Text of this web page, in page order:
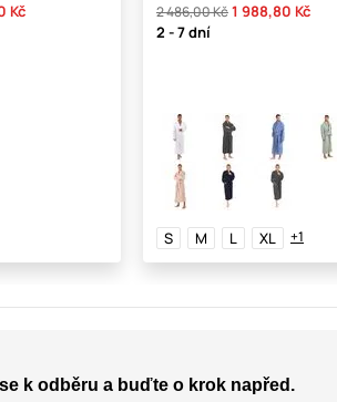
Kč
2 486,00 Kč1 988,80 Kč
2 - 7 dní
S M L XL +1
k odběru a buďte o krok napřed.